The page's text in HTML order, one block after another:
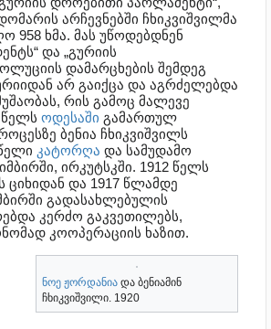
არჩევნებში ჩხიკვიშვილმა
958 ხმა. მას უწოდებდნენ
და „გურიის
დამარცხების შემდეგ
არ გაიქცა და აგრძელებდა
რის გამოც მალევე
წელს ოდესაში გამართულ
ბენია ჩხიკვიშვილს
კატორღა და სამუდამო
ირკუტსკში. 1912 წელს
ციხიდან და 1917 წლამდე
გადასახლებულის
კერძო გაკვეთილებს,
კოოპერაციის ხაზით.
ნოე ჟორდანია და ბენიამინ
ჩხიკვიშვილი. 1920